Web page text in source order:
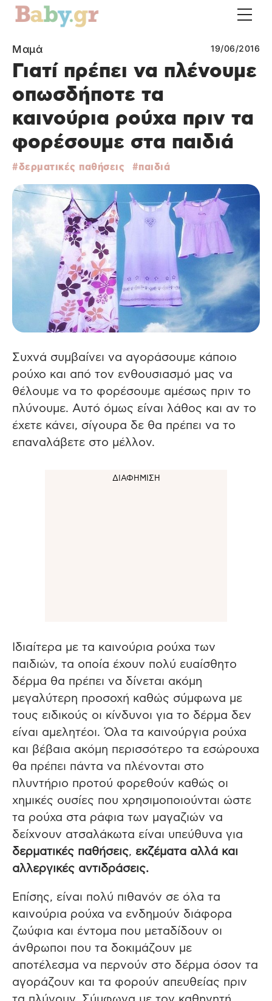
Μαμά 19/06/2016
Γιατί πρέπει να πλένουμε
οπωσδήποτε τα
καινούρια ρούχα πριν τα
φορέσουμε στα παιδιά
δερματικές παθήσεις παιδιά
Συχνά συμβαίνει να αγοράσουμε κάποιο
ρούχο και από τον ενθουσιασμό μας να
θέλουμε να το φορέσουμε αμέσως πριν το
πλύνουμε. Αυτό όμως είναι λάθος και αν το
έχετε κάνει, σίγουρα δε θα πρέπει να το
επαναλάβετε στο μέλλον.
Ιδιαίτερα με τα καινούρια ρούχα των
παιδιών, τα οποία έχουν πολύ ευαίσθητο
δέρμα θα πρέπει να δίνεται ακόμη
μεγαλύτερη προσοχή καθώς σύμφωνα με
τους ειδικούς οι κίνδυνοι για το δέρμα δεν
είναι αμελητέοι. Όλα τα καινούργια ρούχα
και βέβαια ακόμη περισσότερο τα εσώρουχα
θα πρέπει πάντα να πλένονται στο
πλυντήριο προτού φορεθούν καθώς οι
χημικές ουσίες που χρησιμοποιούνται ώστε
τα ρούχα στα ράφια των μαγαζιών να
δείχνουν ατσαλάκωτα είναι υπεύθυνα για
δερματικές παθήσεις, εκζέματα αλλά και
αλλεργικές αντιδράσεις.
Επίσης, είναι πολύ πιθανόν σε όλα τα
καινούρια ρούχα να ενδημούν διάφορα
ζωύφια και έντομα που μεταδίδουν οι
άνθρωποι που τα δοκιμάζουν με
αποτέλεσμα να περνούν στο δέρμα όσον τα
αγοράζουν και τα φορούν απευθείας πριν